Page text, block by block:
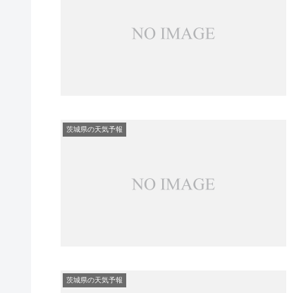
茨城県の天気予報
茨城県の天気予報